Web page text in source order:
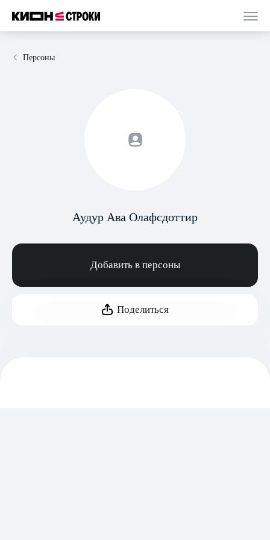
Персоны
Аудур Ава Олафсдоттир
Добавить в персоны
Поделиться